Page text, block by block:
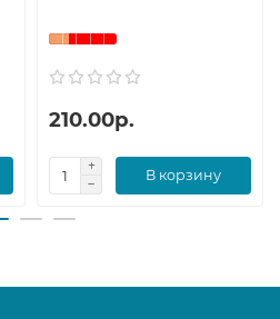
210.00р.
В корзину